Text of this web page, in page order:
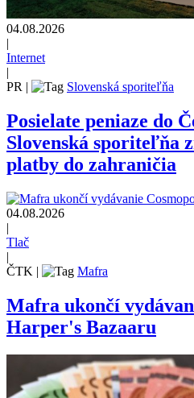
04.08.2026
|
Internet
|
PR | Slovenská sporiteľňa
Posielate peniaze do
Slovenská sporiteľňa
platby do zahraničia
04.08.2026
|
Tlač
|
ČTK | Mafra
Mafra ukončí
Harper's Bazaaru